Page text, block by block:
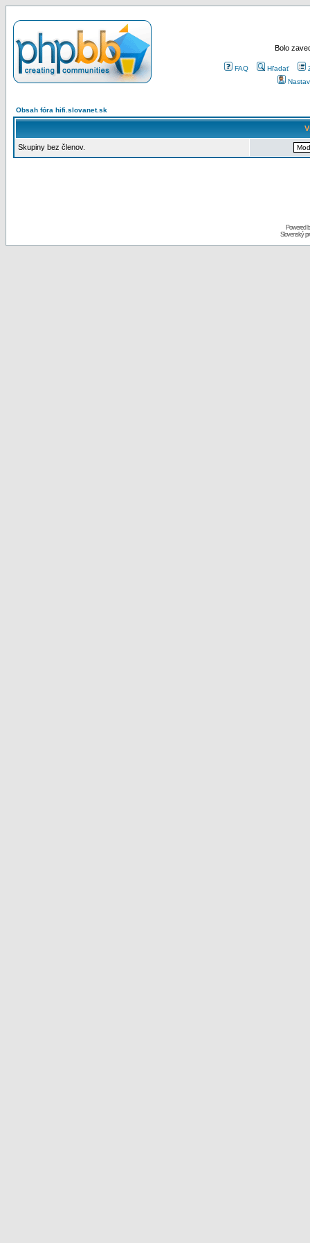
Bolo
FAQ Hľadať
Obsah fóra hifi.slovanet.sk
Skupiny bez členov.
Powered
Slovenský